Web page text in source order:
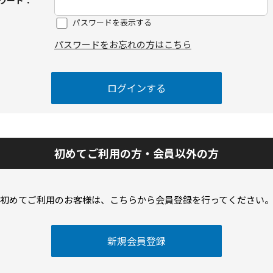
パスワードを表示する
パスワードをお忘れの方はこちら
初めてご利用の方・会員以外の方
初めてご利用のお客様は、こちらから会員登録を行ってください。